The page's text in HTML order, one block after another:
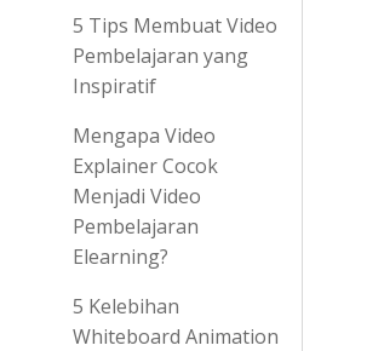
5 Tips Membuat Video
Pembelajaran yang
Inspiratif
Mengapa Video
Explainer Cocok
Menjadi Video
Pembelajaran
Elearning?
5 Kelebihan
Whiteboard Animation